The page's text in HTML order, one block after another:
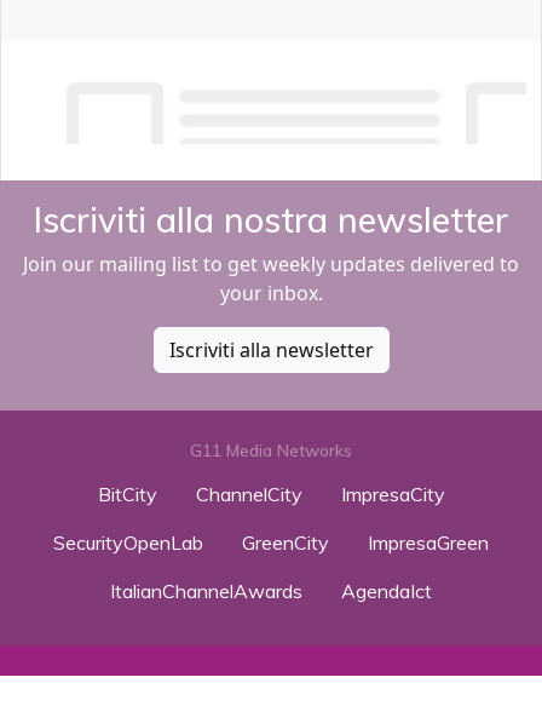
Iscriviti alla nostra newsletter
Join our mailing list to get weekly updates delivered to
your inbox.
Iscriviti alla newsletter
G11 Media Networks
BitCity ChannelCity
ImpresaCity
SecurityOpenLab
GreenCity
ImpresaGreen
ItalianChannelAwards
AgendaIct